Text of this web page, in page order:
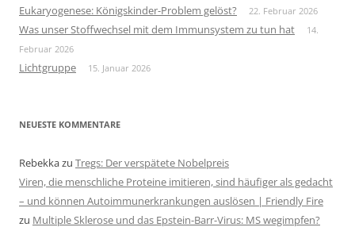
Eukaryogenese: Königskinder-Problem gelöst? 22. Februar 2026
Was unser Stoffwechsel mit dem Immunsystem zu tun hat
14.
Februar 2026
Lichtgruppe 15. Januar 2026
NEUESTE KOMMENTARE
Rebekkazu Tregs: Der verspätete Nobelpreis
Viren, die menschliche Proteine imitieren, sind häufiger als gedacht
– und können Autoimmunerkrankungen auslösen | Friendly Fire
zu Multiple Sklerose und das Epstein-Barr-Virus: MS wegimpfen?